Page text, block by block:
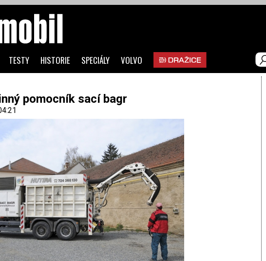
pomocník sací bagr
TESTY HISTORIE SPECIÁLY VOLVO